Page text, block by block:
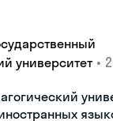
университет •